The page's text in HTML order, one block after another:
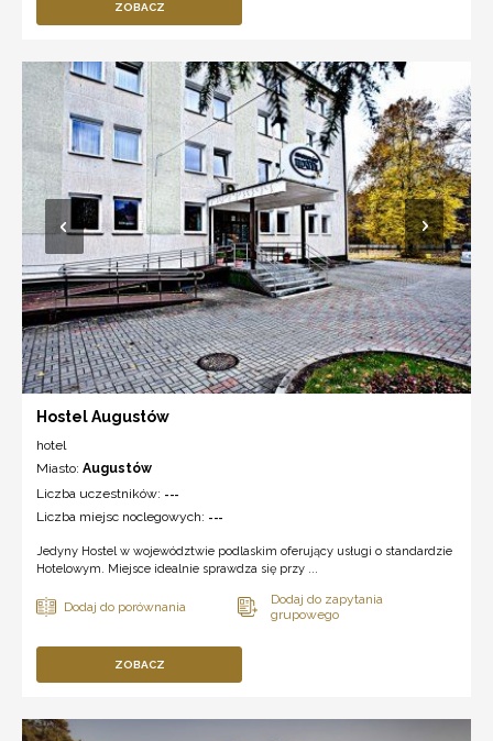
ZOBACZ
Hostel Augustów
hotel
Miasto: Augustów
Liczba uczestników: ---
Liczba miejsc noclegowych: ---
Jedyny Hostel w województwie podlaskim oferujący usługi o standardzie
Hotelowym. Miejsce idealnie sprawdza się przy ...
ZOBACZ